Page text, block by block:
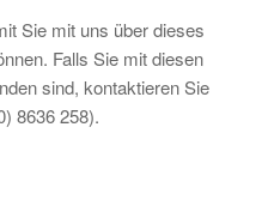
Sie mit uns über dieses
Falls Sie mit diesen
sind, kontaktieren Sie
8636 258).